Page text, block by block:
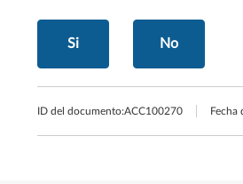
Si No
ID del documento:ACC100270 Fecha